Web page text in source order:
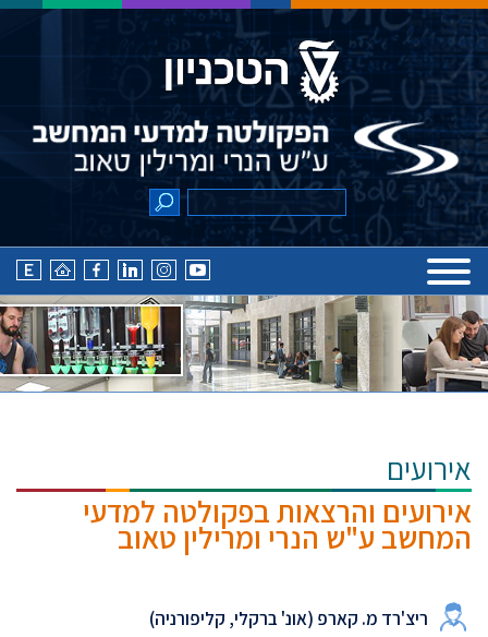
אירועים
אירועים והרצאות בפקולטה למדעי
המחשב ע"ש הנרי ומרילין טאוב
ריצ'רד מ. קארפ (אונ' ברקלי, קליפורניה)